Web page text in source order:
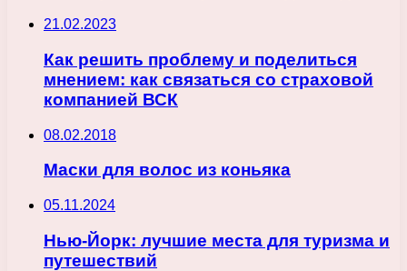
21.02.2023
Как решить проблему и поделиться
мнением: как связаться со страховой
компанией ВСК
08.02.2018
Маски для волос из коньяка
05.11.2024
Нью-Йорк: лучшие места для туризма и
путешествий